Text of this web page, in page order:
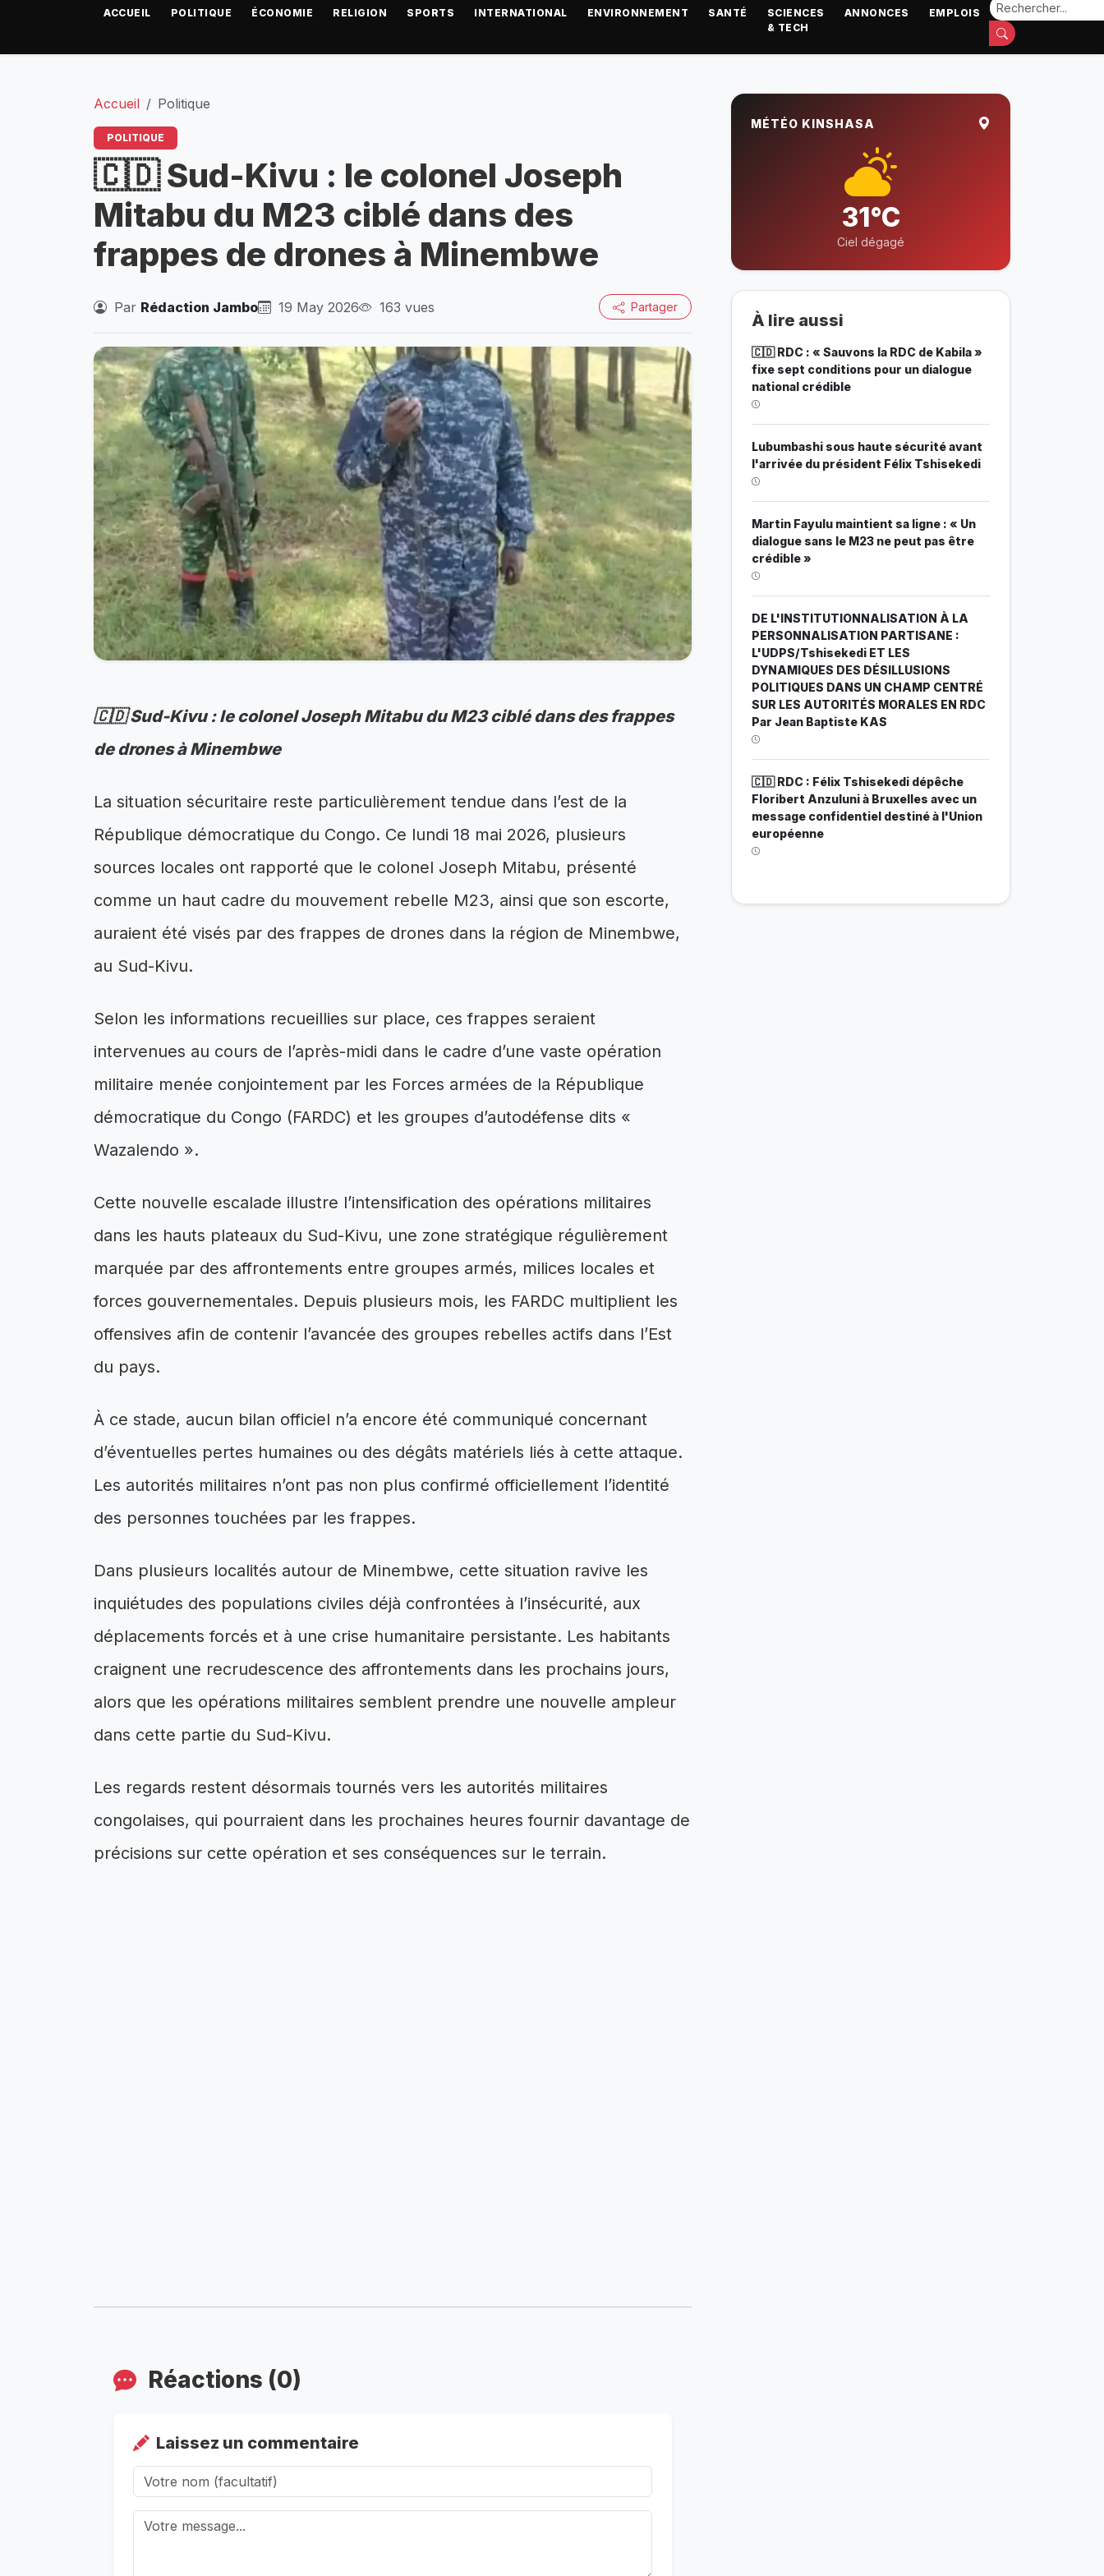
ACCUEIL POLITIQUE ÉCONOMIE RELIGION SPORTS INTERNATIONAL ENVIRONNEMENT SANTÉ
SCIENCES
& TECH
ANNONCES EMPLOIS
Accueil Politique
POLITIQUE
🇨🇩 Sud-Kivu : le colonel Joseph
Mitabu du M23 ciblé dans des
frappes de drones à Minembwe
Par Rédaction Jambo 19 May 2026 163 vues Partager
🇨🇩 Sud-Kivu : le colonel Joseph Mitabu du M23 ciblé dans des frappes
de drones à Minembwe
La situation sécuritaire reste particulièrement tendue dans l’est de la
République démocratique du Congo. Ce lundi 18 mai 2026, plusieurs
sources locales ont rapporté que le colonel Joseph Mitabu, présenté
comme un haut cadre du mouvement rebelle M23, ainsi que son escorte,
auraient été visés par des frappes de drones dans la région de Minembwe,
au Sud-Kivu.
Selon les informations recueillies sur place, ces frappes seraient
intervenues au cours de l’après-midi dans le cadre d’une vaste opération
militaire menée conjointement par les Forces armées de la République
démocratique du Congo (FARDC) et les groupes d’autodéfense dits «
Wazalendo ».
Cette nouvelle escalade illustre l’intensification des opérations militaires
dans les hauts plateaux du Sud-Kivu, une zone stratégique régulièrement
marquée par des affrontements entre groupes armés, milices locales et
forces gouvernementales. Depuis plusieurs mois, les FARDC multiplient les
offensives afin de contenir l’avancée des groupes rebelles actifs dans l’Est
du pays.
À ce stade, aucun bilan officiel n’a encore été communiqué concernant
d’éventuelles pertes humaines ou des dégâts matériels liés à cette attaque.
Les autorités militaires n’ont pas non plus confirmé officiellement l’identité
des personnes touchées par les frappes.
Dans plusieurs localités autour de Minembwe, cette situation ravive les
inquiétudes des populations civiles déjà confrontées à l’insécurité, aux
déplacements forcés et à une crise humanitaire persistante. Les habitants
craignent une recrudescence des affrontements dans les prochains jours,
alors que les opérations militaires semblent prendre une nouvelle ampleur
dans cette partie du Sud-Kivu.
Les regards restent désormais tournés vers les autorités militaires
congolaises, qui pourraient dans les prochaines heures fournir davantage de
précisions sur cette opération et ses conséquences sur le terrain.
Réactions (0)
Laissez un commentaire
MÉTÉO KINSHASA
31°C
Ciel dégagé
À lire aussi
🇨🇩 RDC : « Sauvons la RDC de Kabila »
fixe sept conditions pour un dialogue
national crédible
Lubumbashi sous haute sécurité avant
l'arrivée du président Félix Tshisekedi
Martin Fayulu maintient sa ligne : « Un
dialogue sans le M23 ne peut pas être
crédible »
DE L'INSTITUTIONNALISATION À LA
PERSONNALISATION PARTISANE :
L'UDPS/Tshisekedi ET LES
DYNAMIQUES DES DÉSILLUSIONS
POLITIQUES DANS UN CHAMP CENTRÉ
SUR LES AUTORITÉS MORALES EN RDC
Par Jean Baptiste KAS
🇨🇩 RDC : Félix Tshisekedi dépêche
Floribert Anzuluni à Bruxelles avec un
message confidentiel destiné à l'Union
européenne